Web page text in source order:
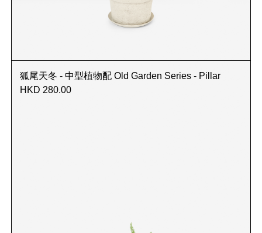
狐尾天冬 - 中型植物配 Old Garden Series - Pillar
HKD 280.00